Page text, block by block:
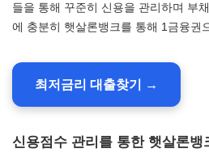
들을 통해 꾸준히 신용을 관리하며 부
에 충분히 햇살론뱅크를 통해 1금융권
최저금리 대출찾기 →
신용점수 관리를 통한 햇살론뱅